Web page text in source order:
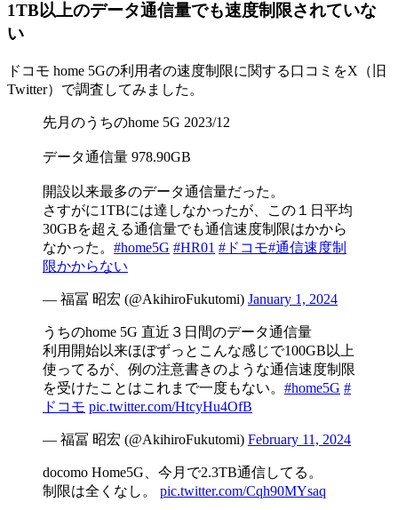
1TB以上のデータ通信量でも速度制限されていな
い
ドコモ home 5Gの利用者の速度制限に関する口コミをX（旧
Twitter）で調査してみました。
先月のうちのhome 5G 2023/12
データ通信量 978.90GB
開設以来最多のデータ通信量だった。
さすがに1TBには達しなかったが、この１日平均
30GBを超える通信量でも通信速度制限はかから
なかった。 #home5G #HR01 #ドコモ#通信速度制
限かからない
— 福冨 昭宏 (@AkihiroFukutomi) January 1, 2024
うちのhome 5G 直近３日間のデータ通信量
利用開始以来ほぼずっとこんな感じで100GB以上
使ってるが、例の注意書きのような通信速度制限
を受けたことはこれまで一度もない。 #home5G #
ドコモ pic.twitter.com/HtcyHu4OfB
— 福冨 昭宏 (@AkihiroFukutomi) February 11, 2024
docomo Home5G、今月で2.3TB通信してる。
制限は全くなし。 pic.twitter.com/Cqh90MYsaq